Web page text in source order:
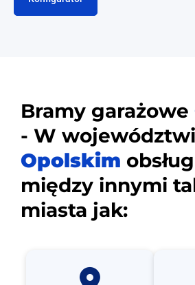
Bramy garażowe
- W
Opolskim
między innymi
miasta jak: